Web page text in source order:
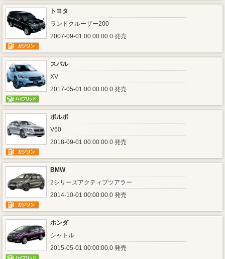
トヨタ
ランドクルーザー200
2007-09-01 00:00:00.0 発売
スバル
XV
2017-05-01 00:00:00.0 発売
ボルボ
V60
2018-09-01 00:00:00.0 発売
BMW
2シリーズアクティブツアラー
2014-10-01 00:00:00.0 発売
ホンダ
シャトル
2015-05-01 00:00:00.0 発売